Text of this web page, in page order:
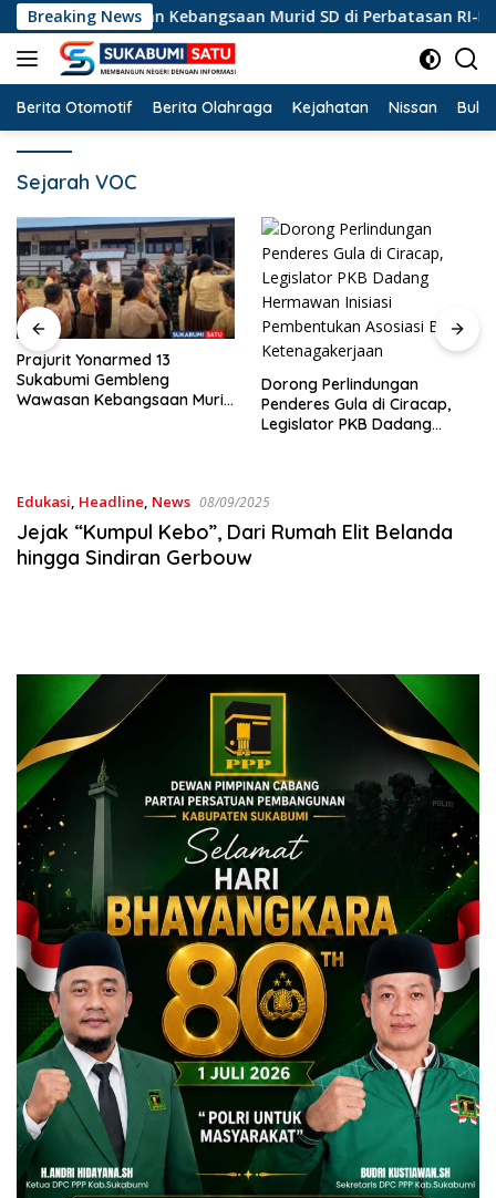
Langsung
ke
konten
Breaking News
Wawasan Kebangsaan Murid SD di Perbatasan RI-Malaysia
Berita Otomotif Berita Olahraga Kejahatan Nissan
Sejarah VOC
13
Murid
Dorong Perlindungan
Penderes Gula di Ciracap,
Legislator PKB Dadang
Soal Batalnya
Reggae di
DPRD Fraksi PKB
Pemdes: “Bukan
Musiknya, Tapi
Edukasi, Headline, News 08/09/2025
Jejak “Kumpul Kebo”, Dari Rumah Elit Belanda
hingga Sindiran Gerbouw